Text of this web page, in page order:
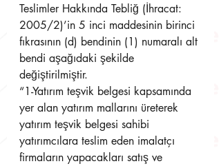
Teslimler Hakkında Tebliğ (İhracat:
2005/2)’in 5 inci maddesinin birinci
fıkrasının (d) bendinin (1) numaralı alt
bendi aşağıdaki şekilde
değiştirilmiştir.
“1-Yatırım teşvik belgesi kapsamında
yer alan yatırım mallarını üreterek
yatırım teşvik belgesi sahibi
yatırımcılara teslim eden imalatçı
firmaların yapacakları satış ve